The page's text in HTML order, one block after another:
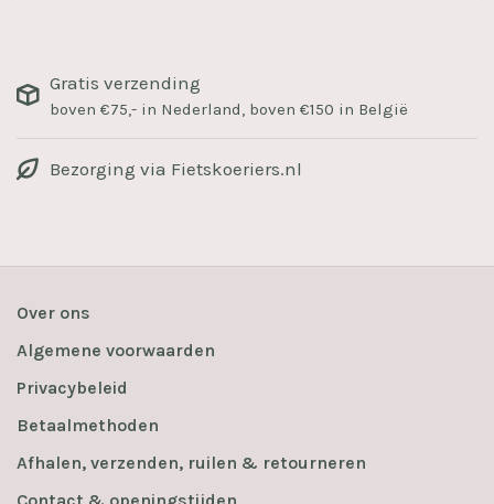
Gratis verzending
boven €75,- in Nederland, boven €150 in België
Bezorging via Fietskoeriers.nl
Over ons
Algemene voorwaarden
Privacybeleid
Betaalmethoden
Afhalen, verzenden, ruilen & retourneren